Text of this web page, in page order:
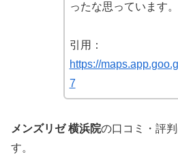
ったな思っています。
引用：
https://
7
メンズリゼ 横浜院の口コミ・評
す。